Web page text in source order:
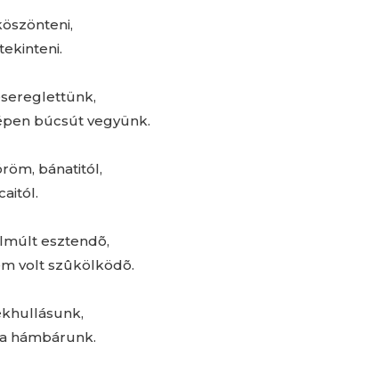
búcsút vegyünk.
bánatitól,
esztendõ,
volt szûkölködõ.
hámbárunk.